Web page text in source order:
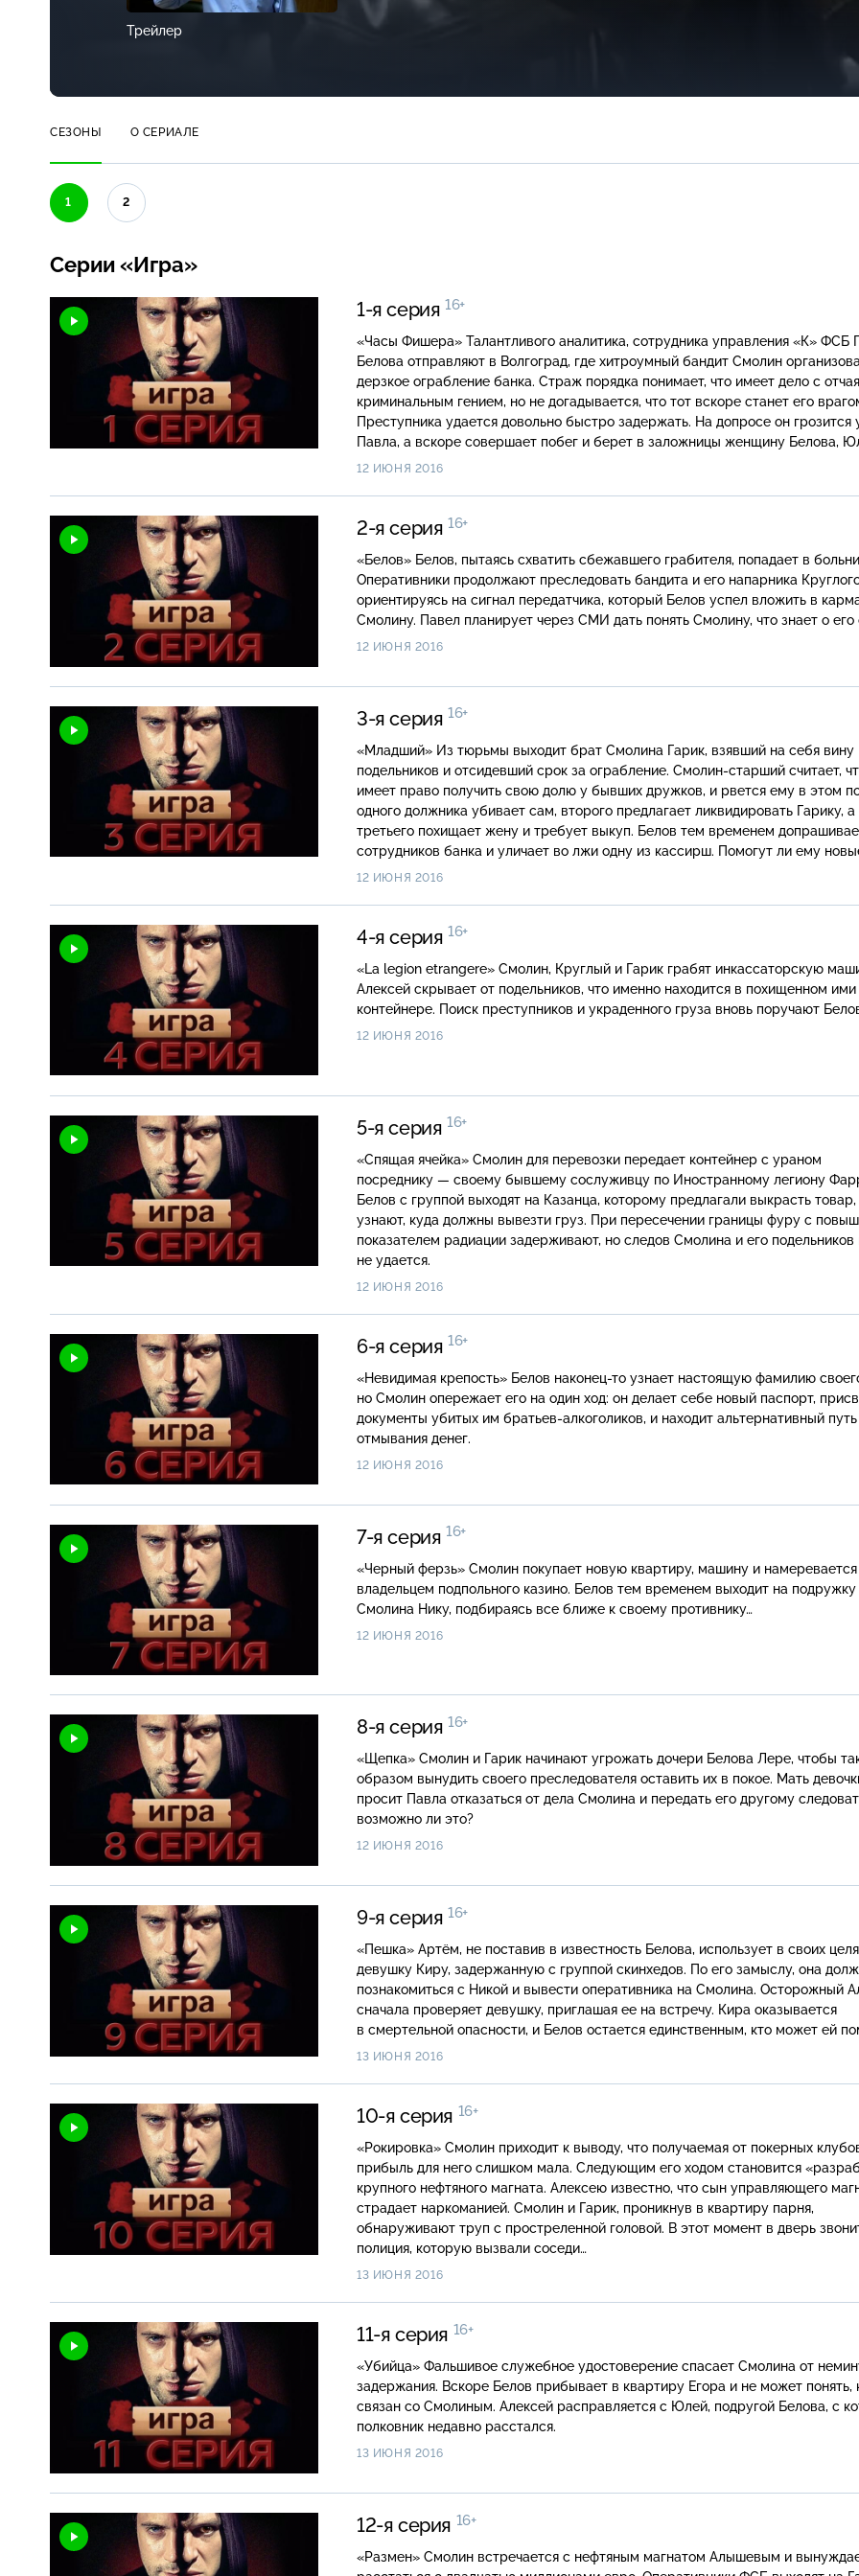
Трейлер
СЕЗОНЫ О СЕРИАЛЕ
1 2
Серии «Игра»
1-я серия 16+
«Часы Фишера» Талантливого аналитика, сотрудника управления «К» ФСБ Павла
Белова отправляют в Волгоград, где хитроумный бандит Смолин
дерзкое ограбление банка. Страж порядка понимает, что имеет дело с
криминальным гением, но не догадывается, что тот вскоре станет его
Преступника удается довольно быстро задержать. На допросе он грозится
Павла, а вскоре совершает побег и берет в заложницы женщину Белова,
Смолин предлагает Белову сыграть партию в шахматы, ставка в которой —
12 ИЮНЯ 2016
2-я серия 16+
«Белов» Белов, пытаясь схватить сбежавшего грабителя, попадает в больницу.
Оперативники продолжают преследовать бандита и его напарника
ориентируясь на сигнал передатчика, который Белов успел вложить в
Смолину. Павел планирует через СМИ дать понять Смолину, что знает о его
12 ИЮНЯ 2016
3-я серия 16+
«Младший» Из тюрьмы выходит брат Смолина Гарик, взявший на себя вину
подельников и отсидевший срок за ограбление. Смолин-старший считает,
имеет право получить свою долю у бывших дружков, и рвется ему в этом
одного должника убивает сам, второго предлагает ликвидировать Гарику, а
третьего похищает жену и требует выкуп. Белов тем временем
сотрудников банка и уличает во лжи одну из кассирш. Помогут ли ему
вводные?
12 ИЮНЯ 2016
4-я серия 16+
«La legion etrangere» Смолин, Круглый и Гарик грабят инкассаторскую машину, но
Алексей скрывает от подельников, что именно находится в похищенном ими
контейнере. Поиск преступников и украденного груза вновь поручают
12 ИЮНЯ 2016
5-я серия 16+
«Спящая ячейка» Смолин для перевозки передает контейнер с ураном
посреднику — своему бывшему сослуживцу по Иностранному легиону
Белов с группой выходят на Казанца, которому предлагали выкрасть товар,
узнают, куда должны вывезти груз. При пересечении границы фуру с
показателем радиации задерживают, но следов Смолина и его подельников
не удается.
12 ИЮНЯ 2016
6-я серия 16+
«Невидимая крепость» Белов наконец-то узнает настоящую фамилию своего врага,
но Смолин опережает его на один ход: он делает себе новый паспорт,
документы убитых им братьев-алкоголиков, и находит альтернативный путь
отмывания денег.
12 ИЮНЯ 2016
7-я серия 16+
«Черный ферзь» Смолин покупает новую квартиру, машину и намеревается стать
владельцем подпольного казино. Белов тем временем выходит на подружку
Смолина Нику, подбираясь все ближе к своему противнику…
12 ИЮНЯ 2016
8-я серия 16+
«Щепка» Смолин и Гарик начинают угрожать дочери Белова Лере, чтобы таким
образом вынудить своего преследователя оставить их в покое. Мать
просит Павла отказаться от дела Смолина и передать его другому
возможно ли это?
12 ИЮНЯ 2016
9-я серия 16+
«Пешка» Артём, не поставив в известность Белова, использует в своих целях
девушку Киру, задержанную с группой скинхедов. По его замыслу, она
познакомиться с Никой и вывести оперативника на Смолина. Осторожный
сначала проверяет девушку, приглашая ее на встречу. Кира оказывается
в смертельной опасности, и Белов остается единственным, кто может ей
13 ИЮНЯ 2016
10-я серия 16+
«Рокировка» Смолин приходит к выводу, что получаемая от покерных клубов
прибыль для него слишком мала. Следующим его ходом становится
крупного нефтяного магната. Алексею известно, что сын управляющего
страдает наркоманией. Смолин и Гарик, проникнув в квартиру парня,
обнаруживают труп с простреленной головой. В этот момент в дверь
полиция, которую вызвали соседи…
13 ИЮНЯ 2016
11-я серия 16+
«Убийца» Фальшивое служебное удостоверение спасает Смолина от неминуемого
задержания. Вскоре Белов прибывает в квартиру Егора и не может понять,
связан со Смолиным. Алексей расправляется с Юлей, подругой Белова, с
полковник недавно расстался.
13 ИЮНЯ 2016
12-я серия 16+
«Размен» Смолин встречается с нефтяным магнатом Алышевым и вынуждает его